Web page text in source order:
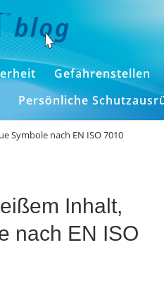
Gefahrenstellen
Persönliche
Symbole nach EN ISO 7010
Inhalt,
nach EN ISO